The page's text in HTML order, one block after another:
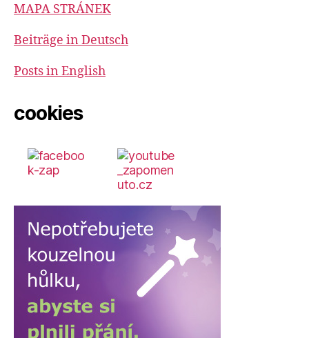
MAPA STRÁNEK
Beiträge in Deutsch
Posts in English
cookies